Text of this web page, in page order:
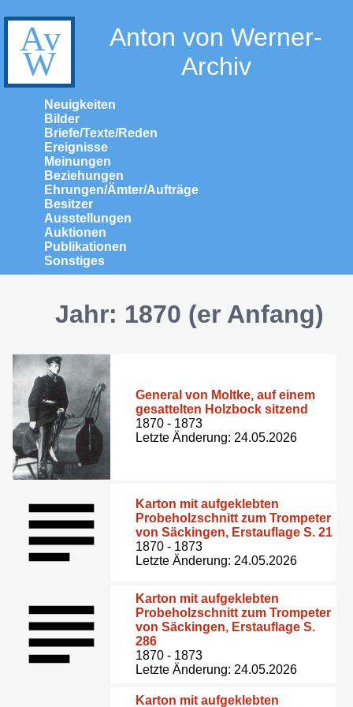
Anton von Werner-
Archiv
Neuigkeiten
Bilder
Briefe/Texte/Reden
Ereignisse
Meinungen
Beziehungen
Ehrungen/Ämter/Aufträge
Besitzer
Ausstellungen
Auktionen
Publikationen
Sonstiges
Jahr: 1870 (er Anfang)
General von Moltke, auf einem
gesattelten Holzbock sitzend
1870 - 1873
Letzte Änderung: 24.05.2026
Karton mit aufgeklebten
Probeholzschnitt zum Trompeter
von Säckingen, Erstauflage S. 21
1870 - 1873
Letzte Änderung: 24.05.2026
Karton mit aufgeklebten
Probeholzschnitt zum Trompeter
von Säckingen, Erstauflage S.
286
1870 - 1873
Letzte Änderung: 24.05.2026
Karton mit aufgeklebten